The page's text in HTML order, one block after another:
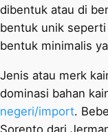
dibentuk atau di
bentuk unik
bentuk minimalis
Jenis atau merk
dominasi bahan
negeri/import.
Sorento dari